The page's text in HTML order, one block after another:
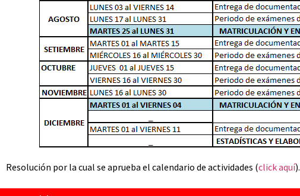
Resolución por la cual se aprueba el calendario de actividades (click aquí).